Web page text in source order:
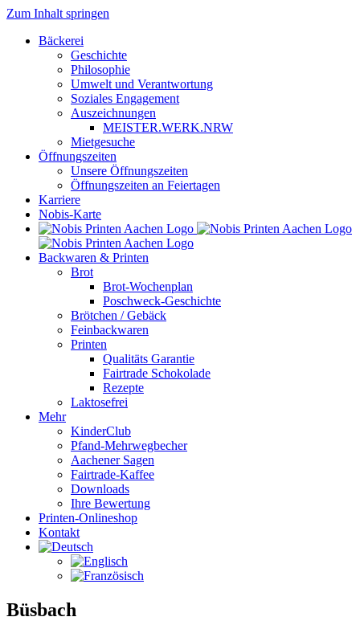
Zum Inhalt springen
Bäckerei
Geschichte
Philosophie
Umwelt und Verantwortung
Soziales Engagement
Auszeichnungen
MEISTER.WERK.NRW
Mietgesuche
Öffnungszeiten
Unsere Öffnungszeiten
Öffnungszeiten an Feiertagen
Karriere
Nobis-Karte
Backwaren & Printen
Brot
Brot-Wochenplan
Poschweck-Geschichte
Brötchen / Gebäck
Feinbackwaren
Printen
Qualitäts Garantie
Fairtrade Schokolade
Rezepte
Laktosefrei
Mehr
KinderClub
Pfand-Mehrwegbecher
Aachener Sagen
Fairtrade-Kaffee
Downloads
Ihre Bewertung
Printen-Onlineshop
Kontakt
Büsbach